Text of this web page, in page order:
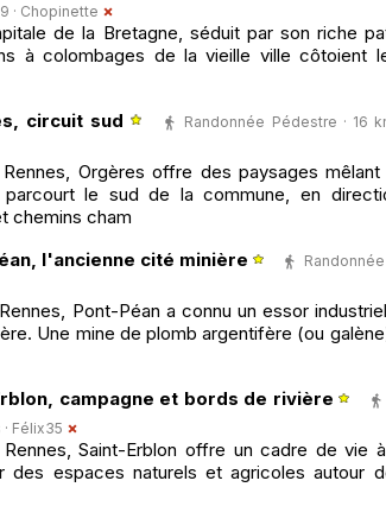
· Chopinette
de la Bretagne, séduit par son riche
à colombages de la vieille ville côtoient
circuit sud
Randonnée Pédestre · 16
Orgères offre des paysages
parcourt le sud de la commune, en
chemins cham
l'ancienne cité minière
Randonnée
Pont-Péan a connu un essor
Une mine de plomb argentifère (ou
campagne et bords de rivière
Félix35
Saint-Erblon offre un cadre de vie
des espaces naturels et agricoles autour